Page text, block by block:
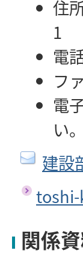
住
1
電
フ
電
い。
建設
関係